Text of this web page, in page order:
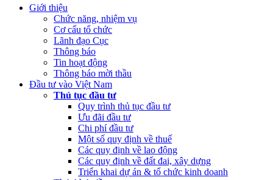
Quý 2 năm 2023
(Thứ Tư, 12/04/2023 03:20)
thực hiện dự toán NSNN Quý 1 năm 2023
(Thứ Ba, 21/03/2023 04:55)
2022 của Ban Quản lý dự án Nâng cấp và phát triển Hệ thống
thông tin quốc gia về đầu tư
(Thứ Hai, 20/03/2023 05:26)Báo cáo tình hình thực hiện dự toán
NSNN Quý 4 và cả năm 2022
(Thứ Hai, 20/03/2023 05:17)Công bố công khai quyết toán ngân
sách nhà nước năm 2022 cùa Trung tâm Xúc tiến đầu tư phía Bắc
(Thứ Sáu, 24/02/2023 05:43)Việt Nam, Bỉ thúc đẩy hợp tác đổi
Giới thiệu
Chức năng, nhiệm vụ
Cơ cấu tổ chức
Lãnh đạo Cục
Thông báo
Tin hoạt động
Thông báo mời thầu
Đầu tư vào Việt Nam
Thủ tục đầu tư
Quy trình thủ tục đầu tư
Ưu đãi đầu tư
Chi phí đầu tư
Một số quy định về thuế
Các quy định về lao động
Các quy định về đất đai, xây dựng
Triển khai dự án & tổ chức kinh doanh